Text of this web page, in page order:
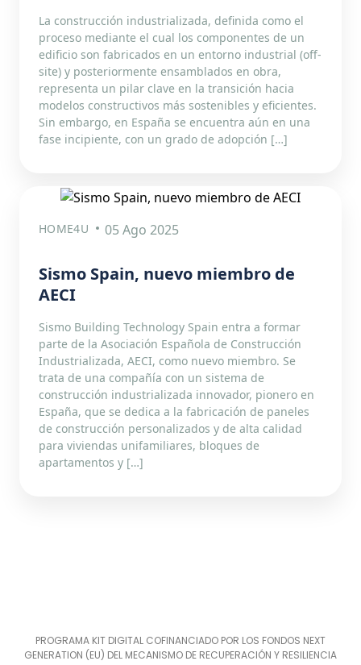
La construcción industrializada, definida como el
proceso mediante el cual los componentes de un
edificio son fabricados en un entorno industrial (off-
site) y posteriormente ensamblados en obra,
representa un pilar clave en la transición hacia
modelos constructivos más sostenibles y eficientes.
Sin embargo, en España se encuentra aún en una
fase incipiente, con un grado de adopción […]
HOME4U 05 Ago 2025
Sismo Spain, nuevo miembro de
AECI
Sismo Building Technology Spain entra a formar
parte de la Asociación Española de Construcción
Industrializada, AECI, como nuevo miembro. Se
trata de una compañía con un sistema de
construcción industrializada innovador, pionero en
España, que se dedica a la fabricación de paneles
de construcción personalizados y de alta calidad
para viviendas unifamiliares, bloques de
apartamentos y […]
PROGRAMA KIT DIGITAL COFINANCIADO POR LOS FONDOS NEXT
GENERATION (EU) DEL MECANISMO DE RECUPERACIÓN Y RESILIENCIA